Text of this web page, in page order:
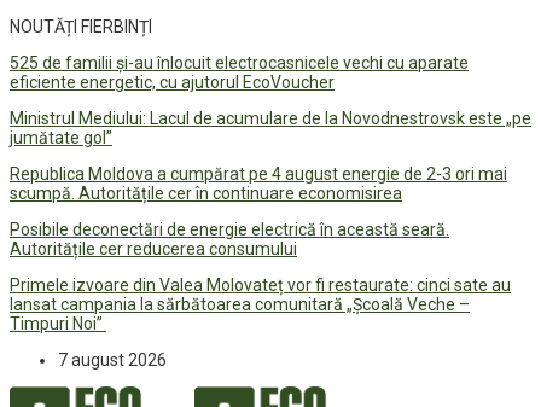
NOUTĂȚI FIERBINȚI
525 de familii și-au înlocuit electrocasnicele vechi cu aparate
eficiente energetic, cu ajutorul EcoVoucher
Ministrul Mediului: Lacul de acumulare de la Novodnestrovsk este „pe
jumătate gol”
Republica Moldova a cumpărat pe 4 august energie de 2-3 ori mai
scumpă. Autoritățile cer în continuare economisirea
Posibile deconectări de energie electrică în această seară.
Autoritățile cer reducerea consumului
Primele izvoare din Valea Molovateț vor fi restaurate: cinci sate au
lansat campania la sărbătoarea comunitară „Școală Veche –
Timpuri Noi”
7 august 2026